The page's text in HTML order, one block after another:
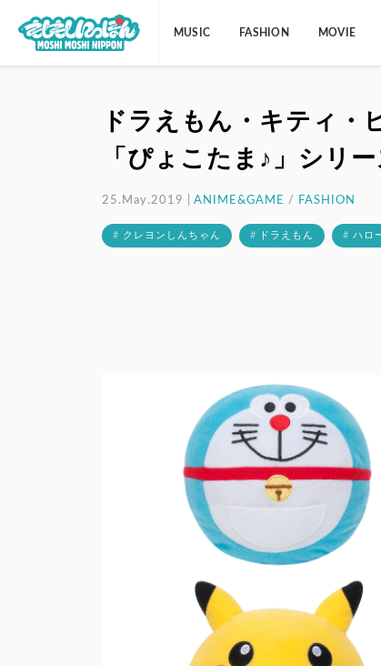
MUSIC FASHION MOVIE
ドラえもん・キティ・
「ぴょこたま♪」シリ
25.May.2019 |ANIME&GAME / FASHION
# クレヨンしんちゃん # ドラえもん # ハロ